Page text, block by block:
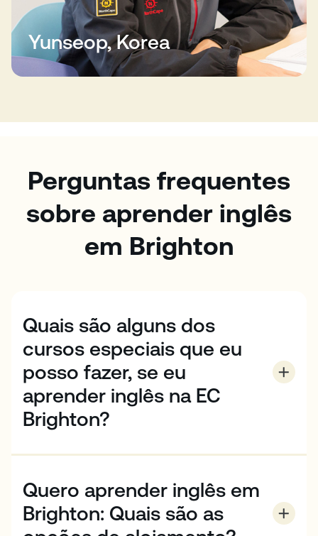
Yunseop, Korea
Perguntas frequentes
sobre aprender inglês
em Brighton
Quais são alguns dos
cursos especiais que eu
posso fazer, se eu
aprender inglês na EC
Brighton?
Brighton oferece uma variedade de cursos especiais
sucesso na escola e no local de trabalho global.
Estes incluem Inglês para o Trabalho, um curso
intensivo de inglês que o ajuda a desenvolver as
Quero aprender inglês em
Brighton: Quais são as